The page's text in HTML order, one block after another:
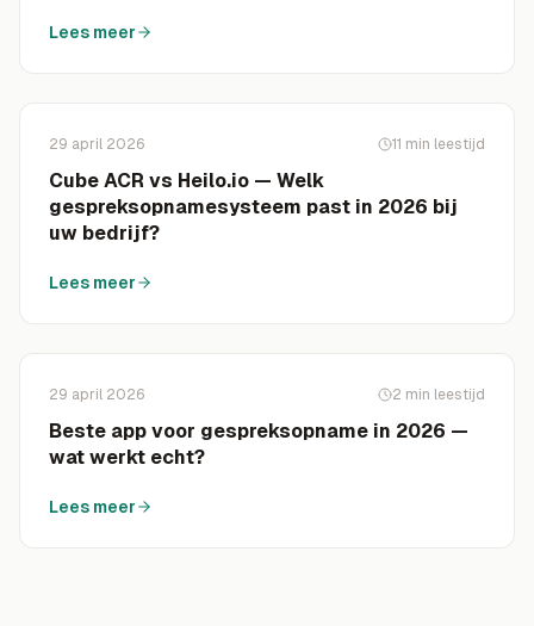
Lees meer
29 april 2026 11 min leestijd
Cube ACR vs Heilo.io — Welk
gespreksopnamesysteem past in 2026 bij
uw bedrijf?
Lees meer
29 april 2026 2 min leestijd
Beste app voor gespreksopname in 2026 —
wat werkt echt?
Lees meer